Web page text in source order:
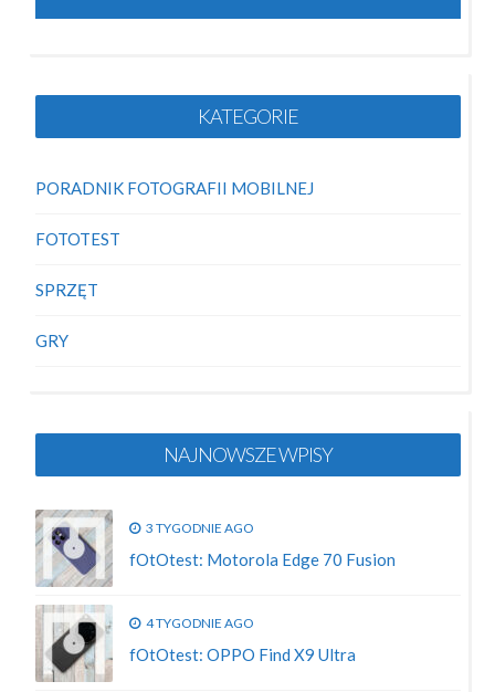
KATEGORIE
PORADNIK FOTOGRAFII MOBILNEJ
FOTOTEST
SPRZĘT
GRY
NAJNOWSZE WPISY
3 TYGODNIE AGO
fOtOtest: Motorola Edge 70 Fusion
4 TYGODNIE AGO
fOtOtest: OPPO Find X9 Ultra